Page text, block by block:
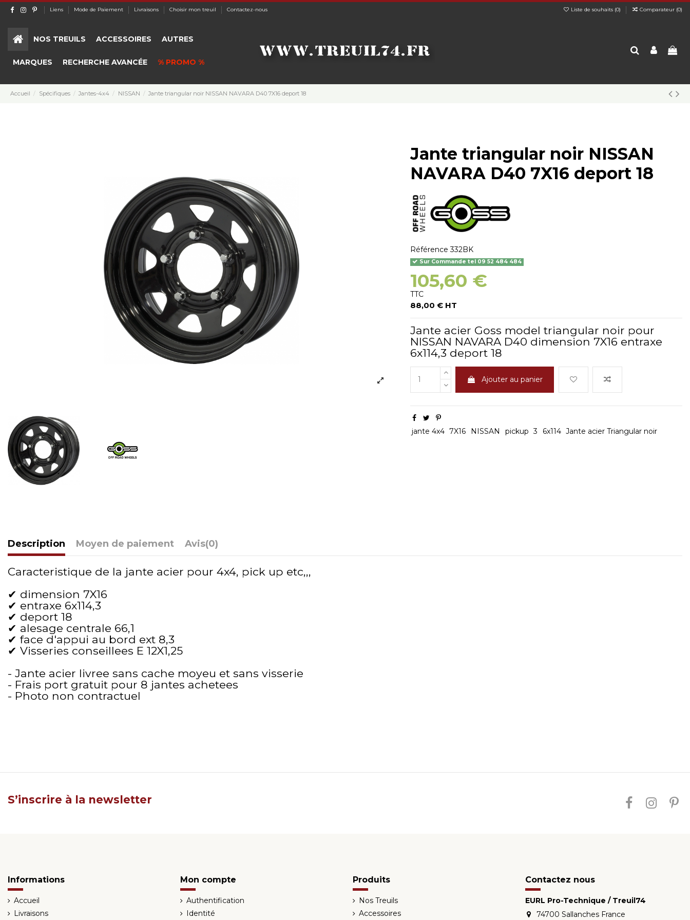
Liens Mode de Paiement Livraisons Choisir mon treuil Contactez-nous Liste de souhaits (0) Comparateur (0)
NOS TREUILS ACCESSOIRES AUTRES
MARQUES RECHERCHE AVANCÉE % PROMO %
Accueil Spécifiques Jantes-4x4 NISSAN Jante triangular noir NISSAN NAVARA D40 7X16 deport 18
Jante triangular noir NISSAN
NAVARA D40 7X16 deport 18
Référence 332BK
Sur Commande tel 09 52 484 484
105,60 €
TTC
88,00 € HT
Jante acier Goss model triangular noir pour
NISSAN NAVARA D40 dimension 7X16 entraxe
6x114,3 deport 18
Ajouter au panier
jante 4x4 7X16 NISSAN pickup 3 6x114 Jante acier Triangular noir
Description Moyen de paiement Avis(0)
Caracteristique de la jante acier pour 4x4, pick up etc,,,
✔ dimension 7X16
✔ entraxe 6x114,3
✔ deport 18
✔ alesage centrale 66,1
✔ face d'appui au bord ext 8,3
✔ Visseries conseillees E 12X1,25
- Jante acier livree sans cache moyeu et sans visserie
- Frais port gratuit pour 8 jantes achetees
- Photo non contractuel
S’inscrire à la newsletter
Informations
Accueil
Livraisons
Mon compte
Authentification
Identité
Produits
Nos Treuils
Accessoires
Contactez nous
EURL Pro-Technique / Treuil74
74700 Sallanches France